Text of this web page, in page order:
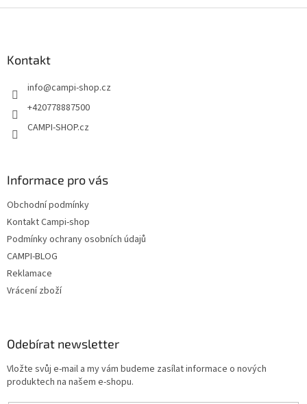
Kontakt
info@campi-shop.cz
+420778887500
CAMPI-SHOP.cz
Informace pro vás
Obchodní podmínky
Kontakt Campi-shop
Podmínky ochrany osobních údajů
CAMPI-BLOG
Reklamace
Vrácení zboží
Odebírat newsletter
Vložte svůj e-mail a my vám budeme zasílat informace o nových
produktech na našem e-shopu.